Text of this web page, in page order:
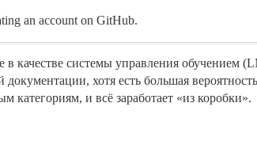
an account on GitHub.
в качестве системы управления обучением
хотя есть большая
категориям, и всё заработает «из коробки».